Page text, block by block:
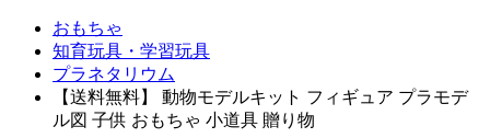
おもちゃ
知育玩具・学習玩具
プラネタリウム
【送料無料】 動物モデルキット フィギュア プラモデ
ル図 子供 おもちゃ 小道具 贈り物